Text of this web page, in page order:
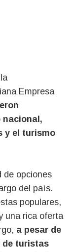
Empresa
nacional,
y el turismo
de opciones
del país.
populares,
una rica oferta
a pesar de
de turistas